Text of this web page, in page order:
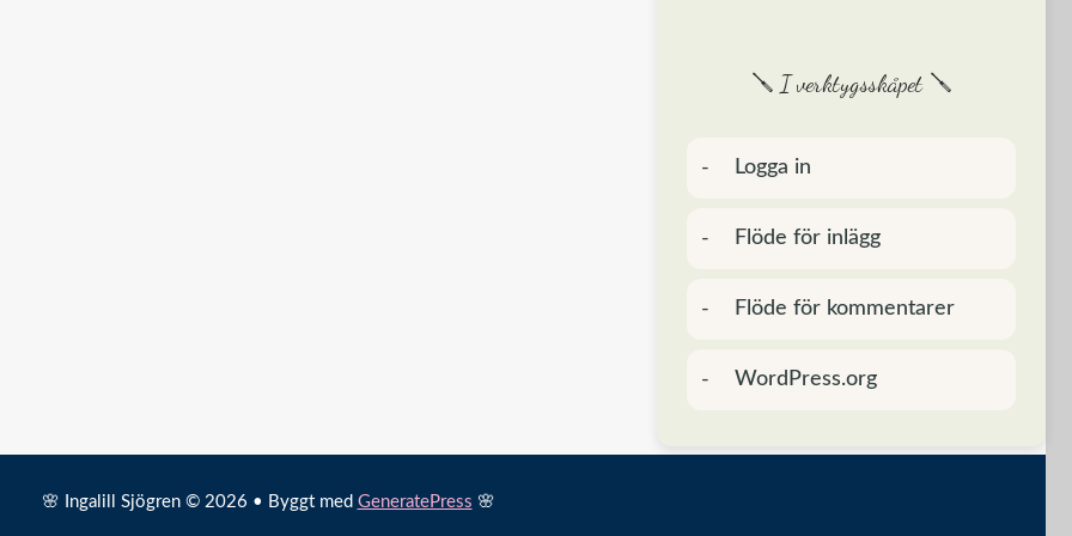
🪛 I verktygsskåpet 🪛
Logga in
Flöde för inlägg
Flöde för kommentarer
WordPress.org
🌸 Ingalill Sjögren © 2026 • Byggt med GeneratePress 🌸